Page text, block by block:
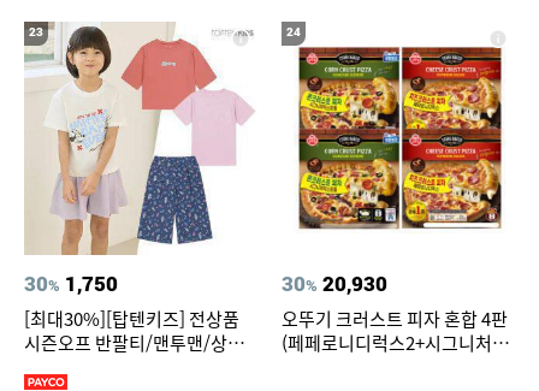
23
30% 1,750
[최대30%][탑텐키즈] 전상품
시즌오프 반팔티/맨투맨/상하
24
30% 20,930
오뚜기 크러스트 피자 혼합 4판
(페페로니디럭스2+시그니처익